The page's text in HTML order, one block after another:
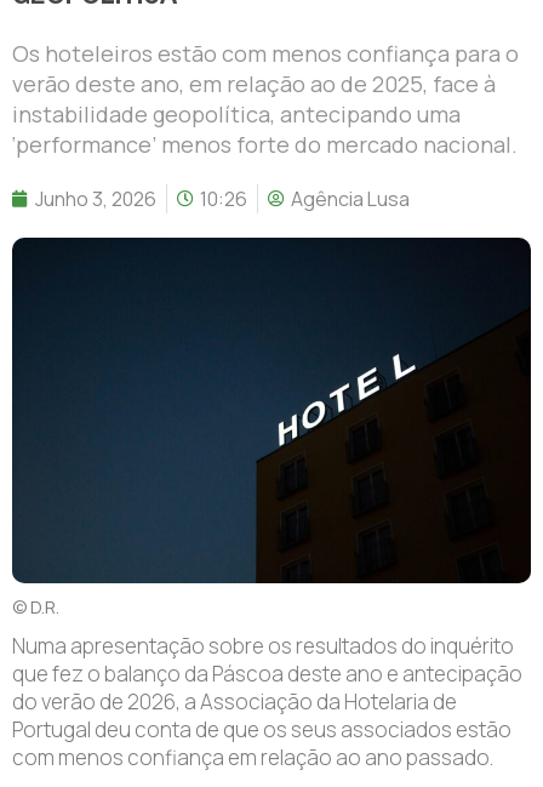
Os hoteleiros estão com menos confiança para o
verão deste ano, em relação ao de 2025, face à
instabilidade geopolítica, antecipando uma
‘performance’ menos forte do mercado nacional.
Junho 3, 2026 10:26 Agência Lusa
© D.R.
Numa apresentação sobre os resultados do inquérito
que fez o balanço da Páscoa deste ano e antecipação
do verão de 2026, a Associação da Hotelaria de
Portugal deu conta de que os seus associados estão
com menos confiança em relação ao ano passado.